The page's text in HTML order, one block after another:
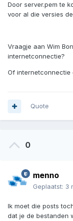
Door server.pem te
voor al die versies
Vraagje aan Wim
internetconnectie?
Of internetconnectie
Quote
0
menno
Geplaatst: 3
Ik moet die posts
dat je de bestanden